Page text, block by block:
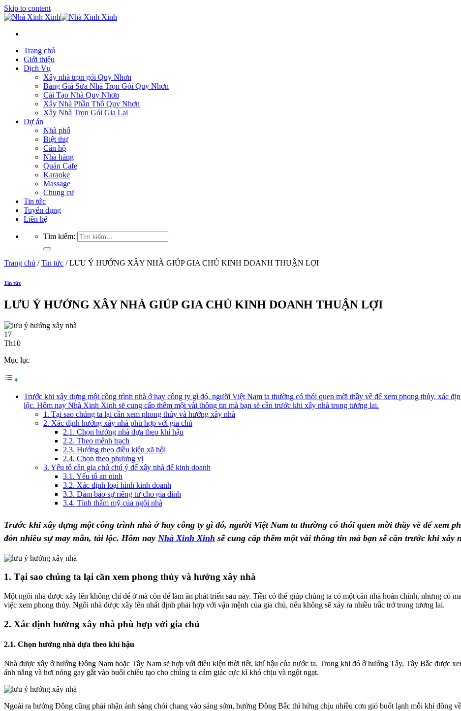
Skip to content
Trang chủ
Giới thiệu
Dịch Vụ
Xây nhà trọn gói Quy Nhơn
Bảng Giá Sửa Nhà Trọn Gói Quy Nhơn
Cải Tạo Nhà Quy Nhơn
Xây Nhà Phần Thô Quy Nhơn
Xây Nhà Trọn Gói Gia Lai
Dự án
Nhà phố
Biệt thự
Căn hộ
Nhà hàng
Quán Cafe
Karaoke
Massage
Chung cư
Tin tức
Tuyển dụng
Liên hệ
Tìm kiếm:
Trang chủ / Tin tức /LƯU Ý HƯỚNG XÂY NHÀ GIÚP GIA CHỦ KINH DOANH THUẬN LỢI
Tin tức
LƯU Ý HƯỚNG XÂY NHÀ GIÚP GIA CHỦ KINH DOANH THUẬN LỢI
17
Th10
Mục lục
Trước khi xây dựng một công trình nhà ở hay công ty gì đó, người Việt Nam ta thường có thói quen mời thầy về để xem phong thủy, xác
lộc. Hôm nay Nhà Xinh Xinh sẽ cung cấp thêm một vài thông tin mà bạn sẽ cần trước khi xây nhà trong tương lai.
1. Tại sao chúng ta lại cần xem phong thủy và hướng xây nhà
2. Xác định hướng xây nhà phù hợp với gia chủ
2.1. Chọn hướng nhà dựa theo khí hậu
2.2. Theo mệnh trạch
2.3. Hướng theo điều kiện xã hội
2.4. Chọn theo phương vị
3. Yếu tố cần gia chủ chú ý để xây nhà để kinh doanh
3.1. Yếu tố an ninh
3.2. Xác định loại hình kinh doanh
3.3. Đảm bảo sự riêng tư cho gia đình
3.4. Tính thẩm mỹ của ngôi nhà
Trước khi xây dựng một công trình nhà ở hay công ty gì đó, người Việt Nam ta thường có thói quen mời thầy về để xem
đón nhiều sự may mắn, tài lộc. Hôm nay Nhà Xinh Xinh sẽ cung cấp thêm một vài thông tin mà bạn sẽ cần trước khi xây
1. Tại sao chúng ta lại cần xem phong thủy và hướng xây nhà
Một ngôi nhà được xây lên không chỉ để ở mà còn để làm ăn phát triển sau này. Tiền có thể giúp chúng ta có một căn nhà hoàn chỉnh, nhưng có
việc xem phong thủy. Ngôi nhà được xây lên nhất định phải hợp với vận mệnh của gia chủ, nếu không sẽ xảy ra nhiều trắc trở trong tương lai.
2. Xác định hướng xây nhà phù hợp với gia chủ
2.1. Chọn hướng nhà dựa theo khí hậu
Nhà được xây ở hướng Đông Nam hoặc Tây Nam sẽ hợp với điều kiện thời tiết, khí hậu của nước ta. Trong khi đó ở hướng Tây, Tây Bắc được
ánh nắng và hơi nóng gay gắt vào buổi chiều tạo cho chúng ta cảm giác cực kì khó chịu và ngột ngạt.
Ngoài ra hướng Đông cũng phải nhận ánh sáng chói chang vào sáng sớm, hướng Đông Bắc thì hứng chịu nhiều cơn gió buốt lạnh mỗi khi đông